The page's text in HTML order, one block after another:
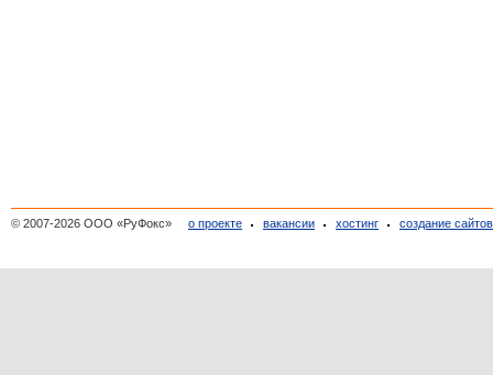
© 2007-2026 ООО «РуФокс» о проекте вакансии хостинг создание сайтов